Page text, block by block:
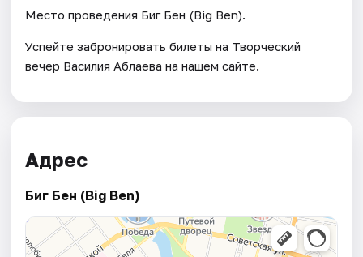
Место проведения Биг Бен (Big Ben).
Успейте забронировать билеты на Творческий
вечер Василия Аблаева на нашем сайте.
Адрес
Биг Бен (Big Ben)